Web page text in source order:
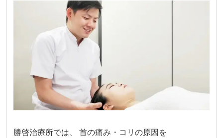
勝啓治療所では、 首の痛み・コリの原因を